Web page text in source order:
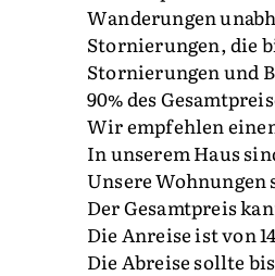
Wanderungen
Stornierungen, die
Stornierungen und
90% des
Wir empfehlen
In unserem Haus
Unsere
Der Gesamtpreis
Die Anreise ist von
Die Abreise sollte